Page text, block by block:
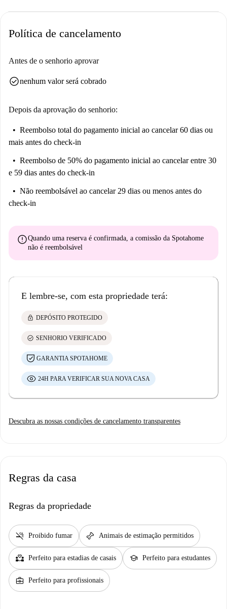
Política de cancelamento
Antes de o senhorio aprovar
check_circlenenhum valor será cobrado
Depois da aprovação do senhorio:
Reembolso total do pagamento inicial ao cancelar 60 dias ou
mais antes do check-in
Reembolso de 50% do pagamento inicial ao cancelar entre 30
e 59 dias antes do check-in
Não reembolsável ao cancelar 29 dias ou menos antes do
check-in
errorQuando uma reserva é confirmada, a comissão da Spotahome
não é reembolsável
E lembre-se, com esta propriedade terá:
lock DEPÓSITO PROTEGIDO
check_circle SENHORIO VERIFICADO
GARANTIA SPOTAHOME
24H PARA VERIFICAR SUA NOVA CASA
Descubra as nossas condições de cancelamento transparentes
Regras da casa
Regras da propriedade
smoke_free Proibido fumar pet_supplies Animais de estimação permitidos
partner_heart Perfeito para estadias de casais school Perfeito para estudantes
business_center Perfeito para profissionais